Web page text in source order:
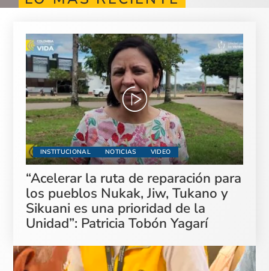
INSTITUCIONAL NOTICIAS VIDEO
“Acelerar la ruta de reparación para
los pueblos Nukak, Jiw, Tukano y
Sikuani es una prioridad de la
Unidad”: Patricia Tobón Yagarí